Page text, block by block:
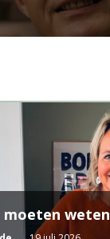
moeten weten